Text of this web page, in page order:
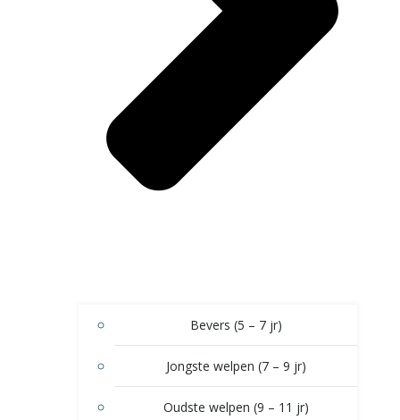
Bevers (5 – 7 jr)
Jongste welpen (7 – 9 jr)
Oudste welpen (9 – 11 jr)